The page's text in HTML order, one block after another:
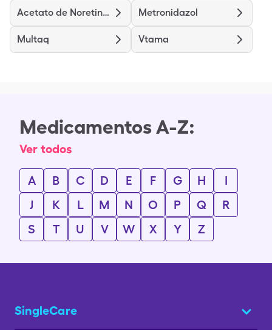
Acetato de Noretindrona y Etinilestradiol Metronidazol
Multaq Vtama
Medicamentos A-Z:
Ver todos
A B C D E F G H
I
J
K L M N O P Q
R
S
T U V W X Y Z
SingleCare